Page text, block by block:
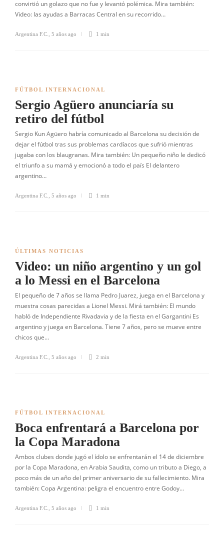
convirtió un golazo que no fue y levantó polémica. Mira también:
Video: las ayudas a Barracas Central en su recorrido…
Argentina F.C. 5 años ago 1 min
FÚTBOL INTERNACIONAL
Sergio Agüero anunciaría su
retiro del fútbol
Sergio Kun Agüero habría comunicado al Barcelona su decisión de
dejar el fútbol tras sus problemas cardíacos que sufrió mientras
jugaba con los blaugranas. Mira también: Un pequeño niño le dedicó
el triunfo a su mamá y emocionó a todo el país El delantero
argentino…
Argentina F.C. 5 años ago 1 min
ÚLTIMAS NOTICIAS
Video: un niño argentino y un gol
a lo Messi en el Barcelona
El pequeño de 7 años se llama Pedro Juarez, juega en el Barcelona y
muestra cosas parecidas a Lionel Messi. Mirá también: El mundo
habló de Independiente Rivadavia y de la fiesta en el Gargantini Es
argentino y juega en Barcelona. Tiene 7 años, pero se mueve entre
chicos que…
Argentina F.C. 5 años ago 2 min
FÚTBOL INTERNACIONAL
Boca enfrentará a Barcelona por
la Copa Maradona
Ambos clubes donde jugó el ídolo se enfrentarán el 14 de diciembre
por la Copa Maradona, en Arabia Saudita, como un tributo a Diego, a
poco más de un año del primer aniversario de su fallecimiento. Mira
también: Copa Argentina: peligra el encuentro entre Godoy…
Argentina F.C. 5 años ago 1 min